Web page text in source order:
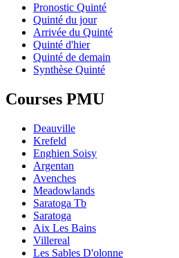
Pronostic Quinté
Quinté du jour
Arrivée du Quinté
Quinté d'hier
Quinté de demain
Synthèse Quinté
Courses PMU
Deauville
Krefeld
Enghien Soisy
Argentan
Avenches
Meadowlands
Saratoga Tb
Saratoga
Aix Les Bains
Villereal
Les Sables D'olonne